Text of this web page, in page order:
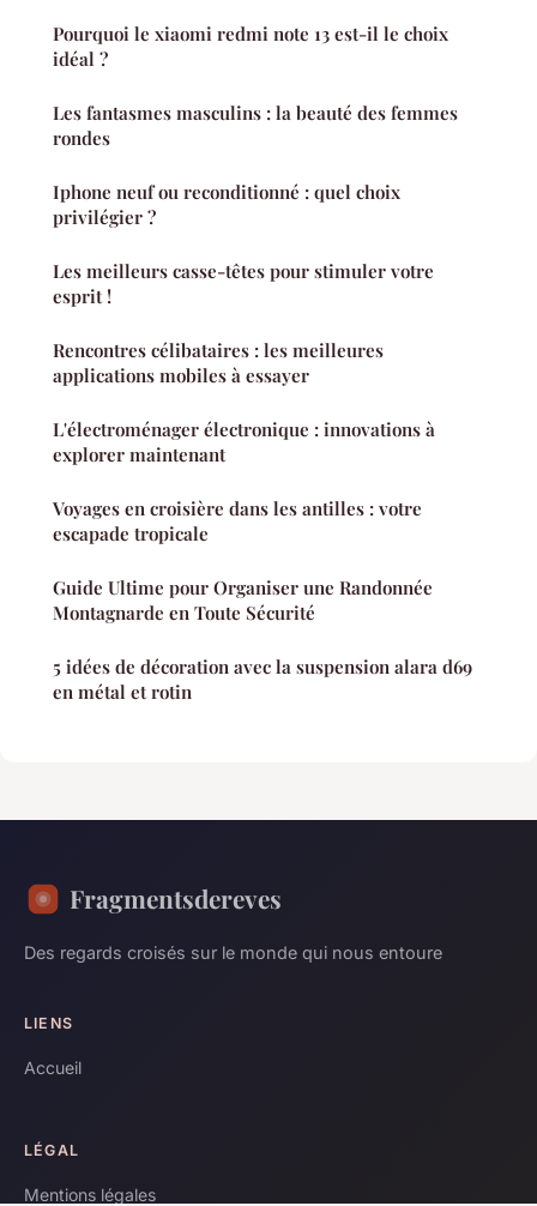
Pourquoi le xiaomi redmi note 13 est-il le choix
idéal ?
Les fantasmes masculins : la beauté des femmes
rondes
Iphone neuf ou reconditionné : quel choix
privilégier ?
Les meilleurs casse-têtes pour stimuler votre
esprit !
Rencontres célibataires : les meilleures
applications mobiles à essayer
L'électroménager électronique : innovations à
explorer maintenant
Voyages en croisière dans les antilles : votre
escapade tropicale
Guide Ultime pour Organiser une Randonnée
Montagnarde en Toute Sécurité
5 idées de décoration avec la suspension alara d69
en métal et rotin
Fragmentsdereves
Des regards croisés sur le monde qui nous entoure
LIENS
Accueil
LÉGAL
Mentions légales